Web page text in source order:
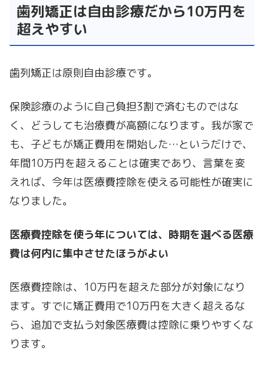
歯列矯正は自由診療だから10万円を
超えやすい
歯列矯正は原則自由診療です。
保険診療のように自己負担3割で済むものではな
く、どうしても治療費が高額になります。我が家で
も、子どもが矯正費用を開始した…というだけで、
年間10万円を超えることは確実であり、言葉を変
えれば、今年は医療費控除を使える可能性が確実に
なりました。
医療費控除を使う年については、時期を選べる医療
費は何内に集中させたほうがよい
医療費控除は、10万円を超えた部分が対象になり
ます。すでに矯正費用で10万円を大きく超えるな
ら、追加で支払う対象医療費は控除に乗りやすくな
ります。